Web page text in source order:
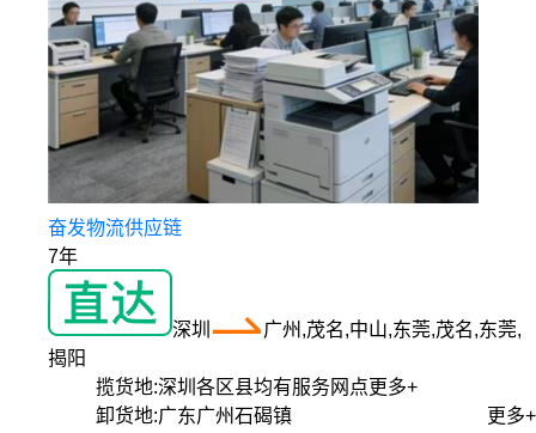
奋发物流供应链
7年
深圳
广州,茂名,中山,东莞,茂名,东莞,
揭阳
揽货地:深圳各区县均有服务网点更多+
卸货地:广东广州石碣镇 更多+